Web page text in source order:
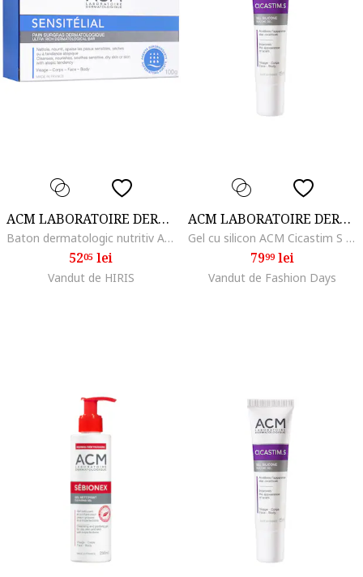
ACM LABORATOIRE DERMATOLOGIQUE
Baton dermatologic nutritiv ACM Sensitelial, 100 g
5205 lei
Vandut de HIRIS
ACM LABORATOIRE DERMATOLOGIQUE
Gel cu silicon ACM Cicastim S pentru imbunatatirea aspectului cicatricilor, 15 ml
7999lei
Vandut de Fashion Days